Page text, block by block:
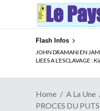
Flash Infos
ELECTION DE TALON A
Quand Patrice quitte le
Home
A La Une
PROCES DU